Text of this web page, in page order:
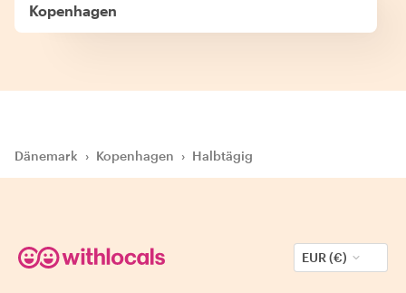
Kopenhagen
Dänemark › Kopenhagen › Halbtägig
EUR (€)